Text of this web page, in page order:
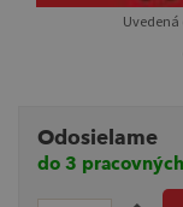
Odosielame
do 3